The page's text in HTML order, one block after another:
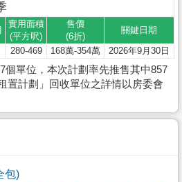
實用面積
(平方呎)
售價
(6折)
關鍵日期
280-469 168萬-354萬 2026年9月30日
個單位，本次計劃率先推售其中857
置計劃」回收單位之詳情以房委會
包)